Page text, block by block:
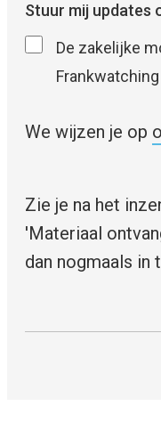
Stuur mij updates
De zakelijke
We wijzen je op
Zie je na het
'Materiaal
dan nogmaals in